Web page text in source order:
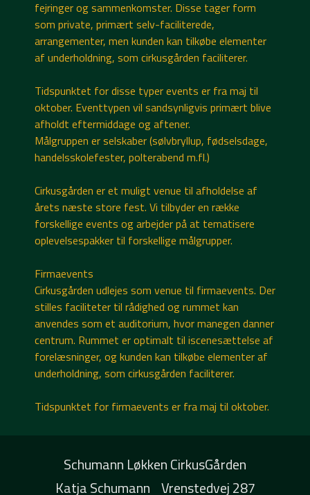
fejringer og sammenkomster. Disse tager form
som private, primært selv-faciliterede,
arrangementer, men kunden kan tilkøbe elementer
af underholdning, som cirkusgården faciliterer.
Tidspunktet for disse typer events er fra maj til
oktober. Eventtypen vil sandsynligvis primært blive
afholdt eftermiddage og aftener.
Målgruppen er selskaber (sølvbryllup, fødselsdage,
handelsskolefester, polterabend m.fl.)
Cirkusgården er et muligt venue til afholdelse af
årets næste store fest. Vi tilbyder en række
forskellige events og arbejder på at tematisere
oplevelsespakker til forskellige målgrupper.
Firmaevents
Cirkusgården udlejes som venue til firmaevents. Der
stilles faciliteter til rådighed og rummet kan
anvendes som et auditorium, hvor manegen danner
centrum. Rummet er optimalt til iscenesættelse af
forelæsninger, og kunden kan tilkøbe elementer af
underholdning, som cirkusgården faciliterer.
Tidspunktet for firmaevents er fra maj til oktober.
Schumann Løkken CirkusGården
Katja Schumann Vrenstedvej 287